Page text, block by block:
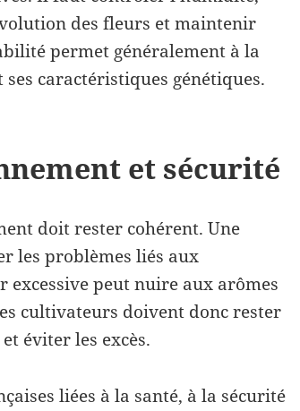
des fleurs et maintenir
permet généralement à la
caractéristiques génétiques.
et sécurité
doit rester cohérent. Une
les problèmes liés aux
excessive peut nuire aux arômes
cultivateurs doivent donc rester
éviter les excès.
liées à la santé, à la sécurité